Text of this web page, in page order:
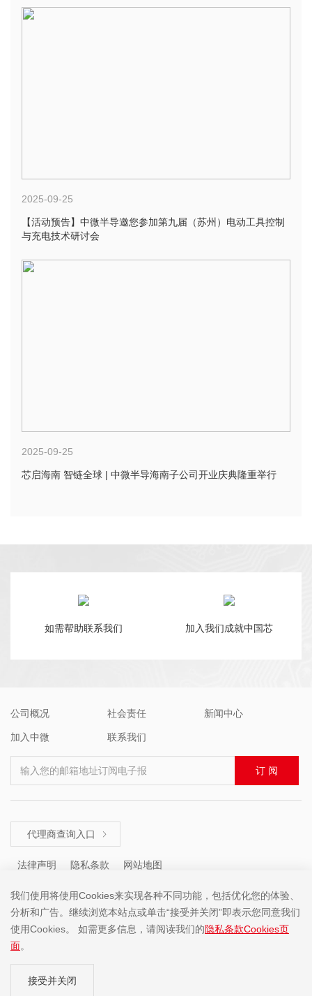
2025-09-25
【活动预告】中微半导邀您参加第九届（苏州）电动工具控制
与充电技术研讨会
2025-09-25
芯启海南 智链全球 | 中微半导海南子公司开业庆典隆重举行
如需帮助联系我们 加入我们成就中国芯
公司概况 社会责任 新闻中心
加入中微 联系我们
输入您的邮箱地址订阅电子报 订 阅
代理商查询入口 
法律声明 隐私条款 网站地图
咨询热线 ： +86 (755) 8671 5143
我们使用将使用Cookies来实现各种不同功能，包括优化您的体验、
分析和广告。继续浏览本站点或单击“接受并关闭”即表示您同意我们
使用Cookies。 如需更多信息，请阅读我们的隐私条款Cookies页
面。
接受并关闭